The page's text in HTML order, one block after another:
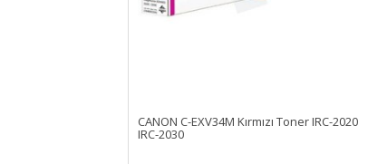
CANON C-EXV34M Kırmızı Toner IRC-2020
IRC-2030